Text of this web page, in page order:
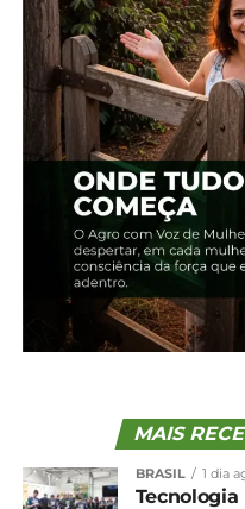
O evento também foi
da diretoria da
como o presidente
Programa Carne
Brochmann e Mateus
entidade.
Durante a abertura, o
destacou a
fortalecimento do
junto aos nossos
agregue
conexões. É
parceiros da pecuária”,
MAIS
BRASIL 1 dia